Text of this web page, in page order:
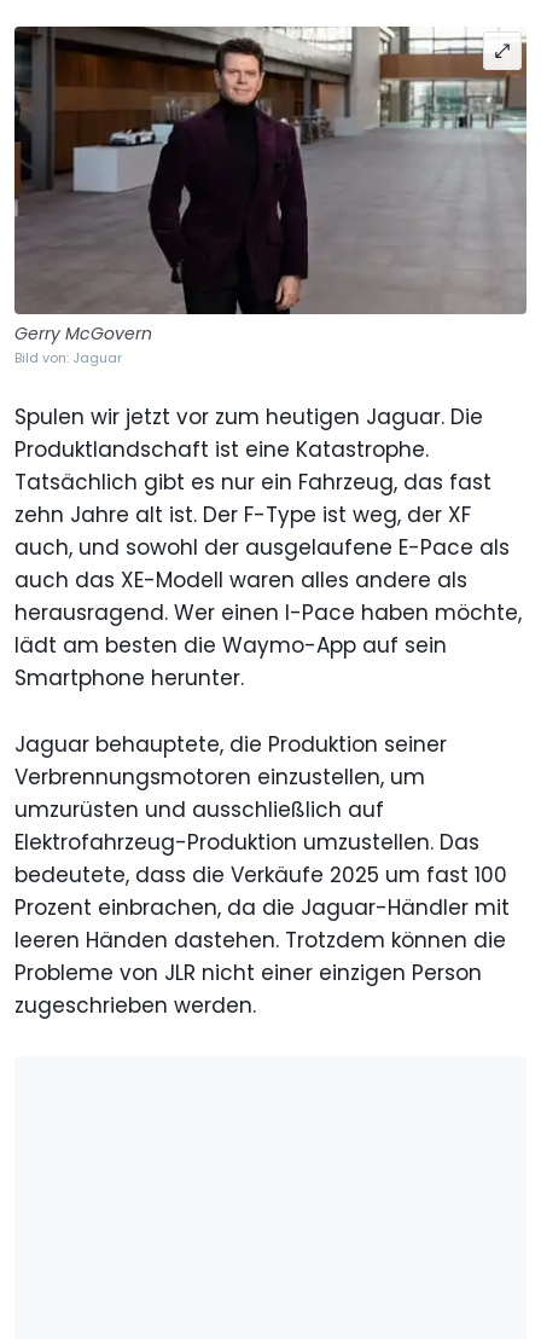
Gerry McGovern
Bild von: Jaguar
Spulen wir jetzt vor zum heutigen Jaguar. Die
Produktlandschaft ist eine Katastrophe.
Tatsächlich gibt es nur ein Fahrzeug, das fast
zehn Jahre alt ist. Der F-Type ist weg, der XF
auch, und sowohl der ausgelaufene E-Pace als
auch das XE-Modell waren alles andere als
herausragend. Wer einen I-Pace haben möchte,
lädt am besten die Waymo-App auf sein
Smartphone herunter.
Jaguar behauptete, die Produktion seiner
Verbrennungsmotoren einzustellen, um
umzurüsten und ausschließlich auf
Elektrofahrzeug-Produktion umzustellen. Das
bedeutete, dass die Verkäufe 2025 um fast 100
Prozent einbrachen, da die Jaguar-Händler mit
leeren Händen dastehen. Trotzdem können die
Probleme von JLR nicht einer einzigen Person
zugeschrieben werden.